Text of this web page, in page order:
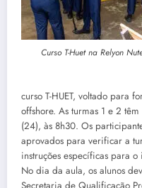
Curso T-Huet na Relyon
curso T-HUET, voltado para
offshore. As turmas 1 e 2
(24), às 8h30. Os
aprovados para verificar a
instruções específicas para
No dia da aula, os alunos